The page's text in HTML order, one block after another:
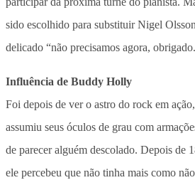
sido escolhido para substituir Nigel
delicado “não precisamos agora,
Influência de Buddy Holly
Foi depois de ver o astro do rock em
assumiu seus óculos de grau com
de parecer alguém descolado. Depois de
ele percebeu que não tinha mais como